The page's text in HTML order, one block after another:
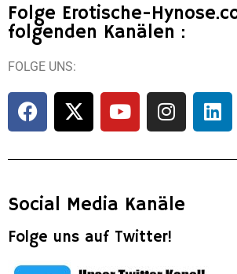
Folge Erotische-
folgenden Kanälen :
FOLGE UNS:
Social Media Kanäle
Folge uns auf Twitter!